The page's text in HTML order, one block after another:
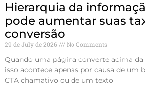
Hierarquia da
pode aumentar suas
conversão
29 de July de 2026 No Comments
Quando uma página converte acima
isso acontece apenas por causa de um
CTA chamativo ou de um texto